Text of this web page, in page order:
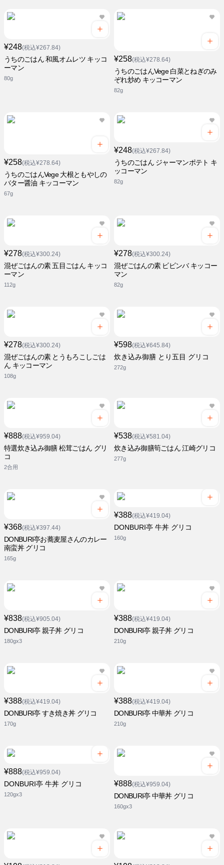
¥248(税込¥267.84)
うちのごはん 和風オムレツ キッコ
ーマン
80g
¥258(税込¥278.64)
うちのごはんVege 白菜とねぎのみ
ぞれ炒め キッコーマン
82g
¥258(税込¥278.64)
うちのごはんVege 大根ともやしの
バター醤油 キッコーマン
67g
¥248(税込¥267.84)
うちのごはん ジャーマンポテト キ
ッコーマン
82g
¥278(税込¥300.24)
混ぜごはんの素 五目ごはん キッコ
ーマン
112g
¥278(税込¥300.24)
混ぜごはんの素 ビビンバ キッコー
マン
82g
¥278(税込¥300.24)
混ぜごはんの素 とうもろこしごは
ん キッコーマン
108g
¥598(税込¥645.84)
炊き込み御膳 とり五目 グリコ
272g
¥888(税込¥959.04)
特選炊き込み御膳 松茸ごはん グリ
コ
2合用
¥538(税込¥581.04)
炊き込み御膳筍ごはん 江崎グリコ
277g
¥368(税込¥397.44)
DONBURI亭お蕎麦屋さんのカレー
南蛮丼 グリコ
165g
¥388(税込¥419.04)
DONBURI亭 牛丼 グリコ
160g
¥838(税込¥905.04)
DONBURI亭 親子丼 グリコ
180gx3
¥388(税込¥419.04)
DONBURI亭 親子丼 グリコ
210g
¥388(税込¥419.04)
DONBURI亭 すき焼き丼 グリコ
170g
¥388(税込¥419.04)
DONBURI亭 中華丼 グリコ
210g
¥888(税込¥959.04)
DONBURI亭 牛丼 グリコ
120gx3
¥888(税込¥959.04)
DONBURI亭 中華丼 グリコ
160gx3